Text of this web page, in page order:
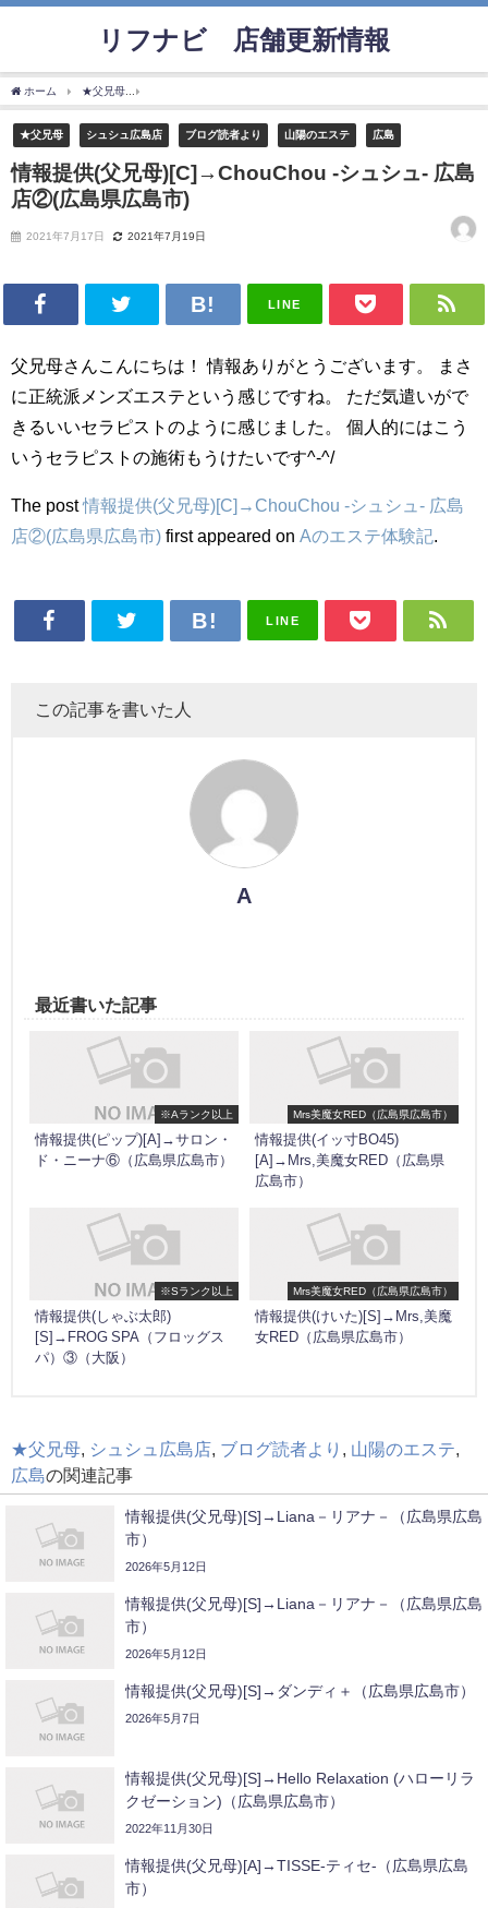
リフナビ®店舗更新情報
ホーム ★父兄母
★父兄母 シュシュ広島店 ブログ読者より 山陽のエステ 広島
情報提供(父兄母)[C]→ChouChou -シュシュ- 広島
店②(広島県広島市)
2021年7月17日 2021年7月19日
LINE
父兄母さんこんにちは！ 情報ありがとうございます。 まさ
に正統派メンズエステという感じですね。 ただ気遣いがで
きるいいセラピストのように感じました。 個人的にはこう
いうセラピストの施術もうけたいです^-^/
The post情報提供(父兄母)[C]→ChouChou -シュシュ- 広島
店②(広島県広島市) first appeared on Aのエステ体験記
LINE
この記事を書いた人
A
最近書いた記事
※Aランク以上
情報提供(ピップ)[A]→サロン・
ド・ニーナ⑥（広島県広島市）
Mrs美魔女RED（広島県広島市）
情報提供(イッ寸BO45)
[A]→Mrs,美魔女RED（広島県
広島市）
※Sランク以上
情報提供(しゃぶ太郎)
[S]→FROG SPA（フロッグス
パ）③（大阪）
Mrs美魔女RED（広島県広島市）
情報提供(けいた)[S]→Mrs,美魔
女RED（広島県広島市）
★父兄母, シュシュ広島店, ブログ読者より , 山陽のエステ,
広島の関連記事
情報提供(父兄母)[S]→Liana－リアナ－（広島県広島
市）
2026年5月12日
情報提供(父兄母)[S]→Liana－リアナ－（広島県広島
市）
2026年5月12日
情報提供(父兄母)[S]→ダンディ＋（広島県広島市）
2026年5月7日
情報提供(父兄母)[S]→Hello Relaxation (ハローリラ
クゼーション)（広島県広島市）
2022年11月30日
情報提供(父兄母)[A]→TISSE-ティセ-（広島県広島
市）